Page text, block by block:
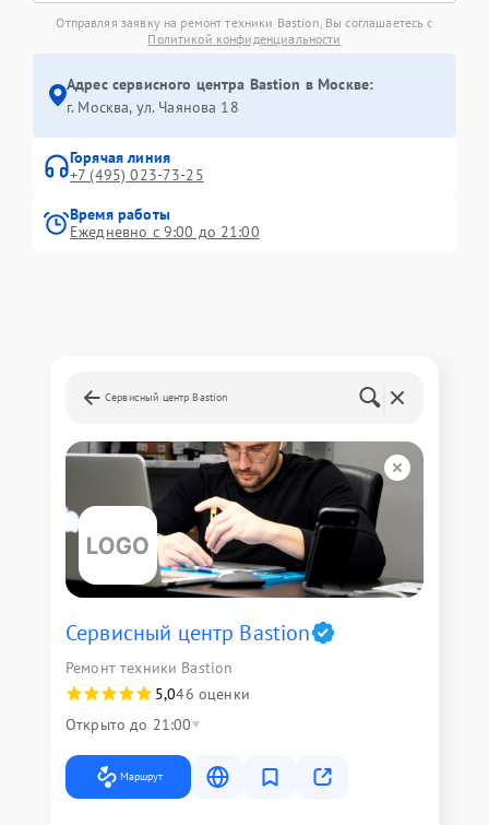
Отправляя заявку на ремонт техники Bastion, Вы соглашаетесь с
Политикой конфиденциальности
Адрес сервисного центра Bastion в Москве:
г. Москва, ул. Чаянова 18
Горячая линия
+7 (495) 023-73-25
Время работы
Ежедневно с 9:00 до 21:00
Сервисный центр Bastion
Сервисный центр Bastion
Ремонт техники Bastion
5,046 оценки
Открыто до 21:00
Маршрут